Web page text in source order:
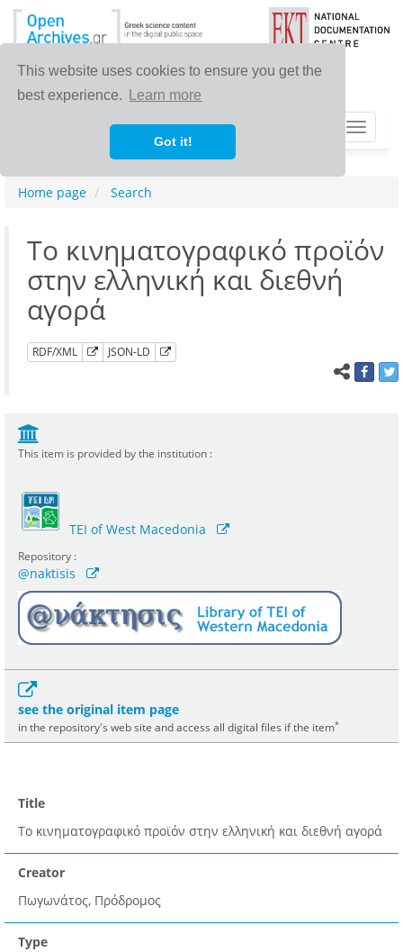
This website uses cookies to ensure you get the
best experience.
Learn more
Got it!
Toggle
Home page Search
Το κινηματογραφικό προϊόν
στην ελληνική και διεθνή
αγορά
RDF/XML JSON-LD
This item is provided by the institution :
TEI of West Macedonia
Repository :
@naktisis
see the original item page
in the repository's web site and access all digital files if the item*
Title
Το κινηματογραφικό προϊόν στην ελληνική και διεθνή αγορά
Creator
Πωγωνάτος, Πρόδρομος
Type